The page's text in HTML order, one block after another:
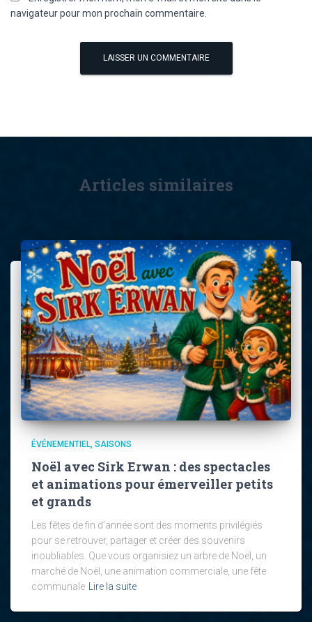
navigateur pour mon prochain commentaire.
Articles similaires
ÉVÉNEMENTIEL SAISONS
Noël avec Sirk Erwan : des spectacles
et animations pour émerveiller petits
et grands
Les fêtes de fin d’année sont des moments privilégiés
pour se retrouver, partager et créer des souvenirs
inoubliables. Que vous organisiez un arbre de Noël, un
marché de Noël, une animation commerciale, une fête
communale
Lire la suite